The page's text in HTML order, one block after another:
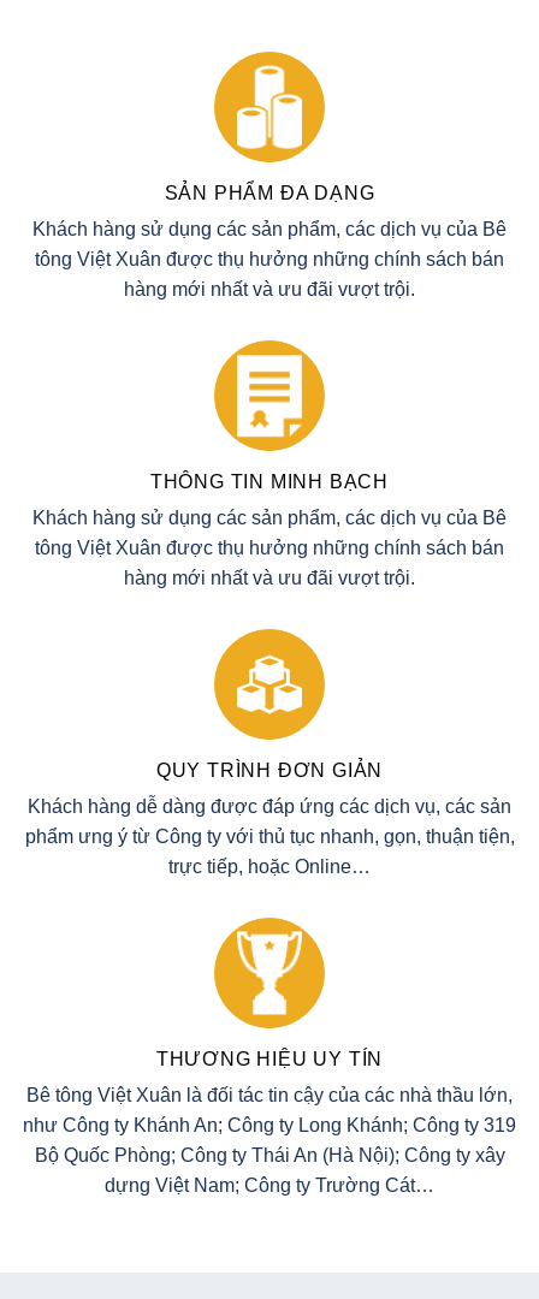
SẢN PHẨM ĐA DẠNG
Khách hàng sử dụng các sản phẩm, các dịch vụ của Bê
tông Việt Xuân được thụ hưởng những chính sách bán
hàng mới nhất và ưu đãi vượt trội.
THÔNG TIN MINH BẠCH
Khách hàng sử dụng các sản phẩm, các dịch vụ của Bê
tông Việt Xuân được thụ hưởng những chính sách bán
hàng mới nhất và ưu đãi vượt trội.
QUY TRÌNH ĐƠN GIẢN
Khách hàng dễ dàng được đáp ứng các dịch vụ, các sản
phẩm ưng ý từ Công ty với thủ tục nhanh, gọn, thuận tiện,
trực tiếp, hoặc Online…
THƯƠNG HIỆU UY TÍN
Bê tông Việt Xuân là đối tác tin cậy của các nhà thầu lớn,
như Công ty Khánh An; Công ty Long Khánh; Công ty 319
Bộ Quốc Phòng; Công ty Thái An (Hà Nội); Công ty xây
dựng Việt Nam; Công ty Trường Cát…